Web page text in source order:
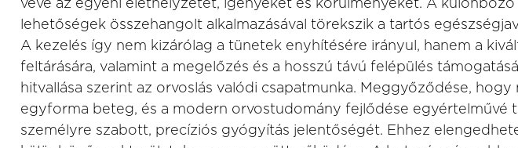
véve az egyéni élethelyzetet, igényeket és körülményeket. A különböző
lehetőségek összehangolt alkalmazásával törekszik a tartós
A kezelés így nem kizárólag a tünetek enyhítésére irányul, hanem a
feltárására, valamint a megelőzés és a hosszú távú felépülés
hitvallása szerint az orvoslás valódi csapatmunka. Meggyőződése, hogy
egyforma beteg, és a modern orvostudomány fejlődése egyértelművé
személyre szabott, precíziós gyógyítás jelentőségét. Ehhez